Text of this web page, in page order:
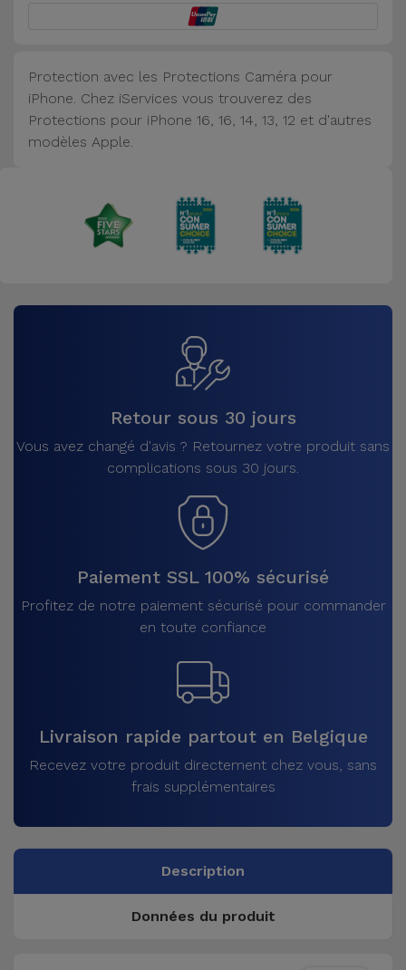
Auto et
Vélo
Accessoires
Protection avec les Protections Caméra pour
iPhone. Chez iServices vous trouverez des
Protections pour iPhone 16, 16, 14, 13, 12 et d'autres
modèles Apple.
Retour sous 30 jours
Vous avez changé d'avis ? Retournez votre produit sans
complications sous 30 jours.
Paiement SSL 100% sécurisé
Profitez de notre paiement sécurisé pour commander
en toute confiance
Livraison rapide partout en Belgique
Recevez votre produit directement chez vous, sans
frais supplémentaires
Description
Données du produit